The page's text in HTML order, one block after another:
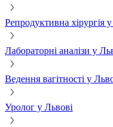
Репродуктивна хірургія
Лабораторні аналізи у
Ведення вагітності у
Уролог у Львові